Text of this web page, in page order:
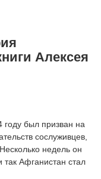
Алексея
был призван на
сослуживцев,
недель он
так Афганистан стал